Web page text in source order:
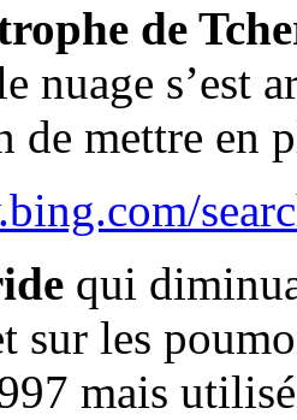
de
nuage s’est
de mettre en
qui
sur les
mais